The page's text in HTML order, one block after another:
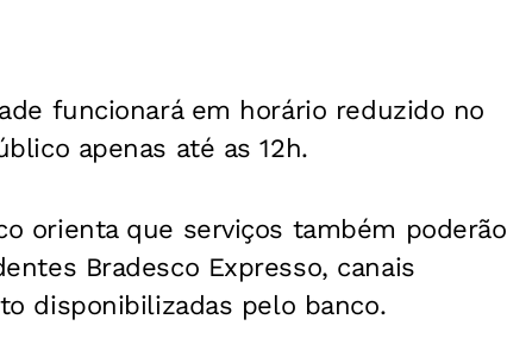
funcionará em horário reduzido no
apenas até as 12h.
orienta que serviços também poderão
Bradesco Expresso, canais
disponibilizadas pelo banco.